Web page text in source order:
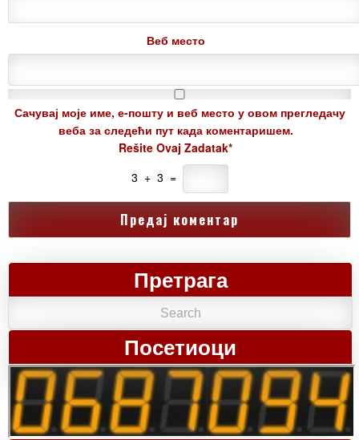
Веб место
Сачувај моје име, е-пошту и веб место у овом прегледачу
веба за следећи пут када коментаришем.
Rešite Ovaj Zadatak*
3 + 3 =
Претрага
Посетиоци